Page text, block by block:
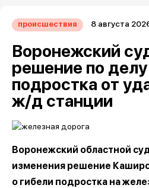
происшествия 8 августа
Воронежский
решение по делу
подростка от
ж/д станции
Воронежский областной
изменения решение
о гибели подростка на